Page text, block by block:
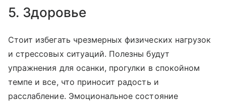
5. Здоровье
Стоит избегать чрезмерных физических нагрузок
и стрессовых ситуаций. Полезны будут
упражнения для осанки, прогулки в спокойном
темпе и все, что приносит радость и
расслабление. Эмоциональное состояние